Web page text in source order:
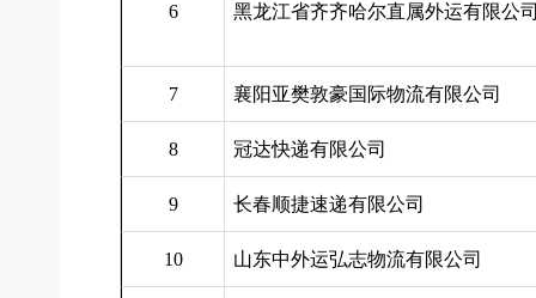
6 黑龙江省齐齐哈尔直属外运有限公
7 襄阳亚樊敦豪国际物流有限公司
8 冠达快递有限公司
9 长春顺捷速递有限公司
10 山东中外运弘志物流有限公司